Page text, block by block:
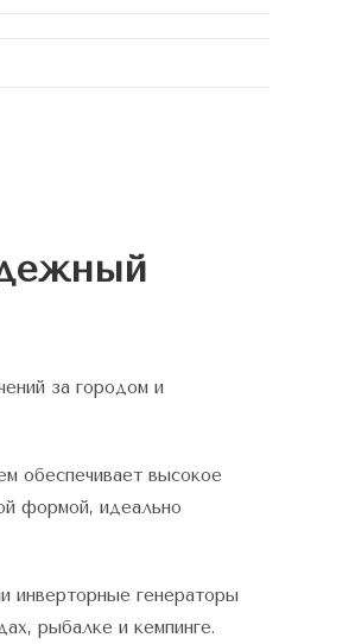
за городом и
обеспечивает высокое
формой, идеально
инверторные генераторы
рыбалке и кемпинге.